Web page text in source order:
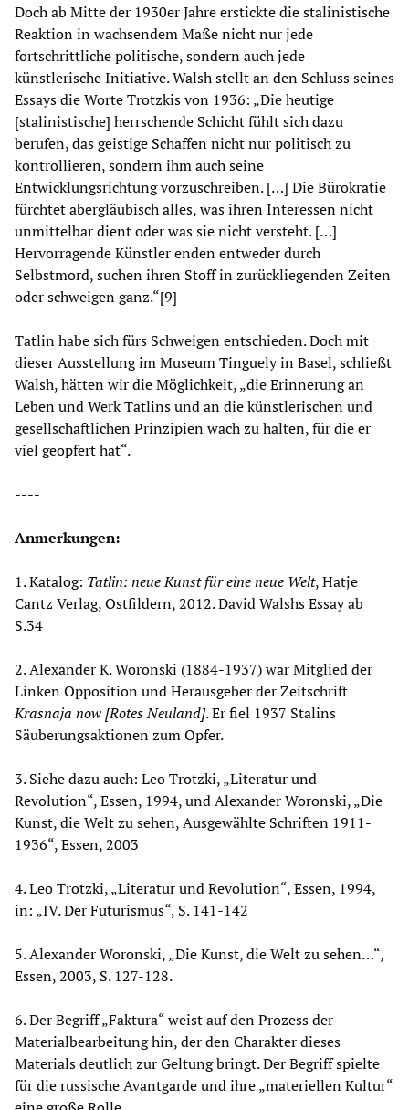
Doch ab Mitte der 1930er Jahre erstickte die stalinistische
Reaktion in wachsendem Maße nicht nur jede
fortschrittliche politische, sondern auch jede
künstlerische Initiative. Walsh stellt an den Schluss seines
Essays die Worte Trotzkis von 1936: „Die heutige
[stalinistische] herrschende Schicht fühlt sich dazu
berufen, das geistige Schaffen nicht nur politisch zu
kontrollieren, sondern ihm auch seine
Entwicklungsrichtung vorzuschreiben. […] Die Bürokratie
fürchtet abergläubisch alles, was ihren Interessen nicht
unmittelbar dient oder was sie nicht versteht. […]
Hervorragende Künstler enden entweder durch
Selbstmord, suchen ihren Stoff in zurückliegenden Zeiten
oder schweigen ganz.“[9]
Tatlin habe sich fürs Schweigen entschieden. Doch mit
dieser Ausstellung im Museum Tinguely in Basel, schließt
Walsh, hätten wir die Möglichkeit, „die Erinnerung an
Leben und Werk Tatlins und an die künstlerischen und
gesellschaftlichen Prinzipien wach zu halten, für die er
viel geopfert hat“.
----
Anmerkungen:
1. Katalog: Tatlin: neue Kunst für eine neue Welt, Hatje
Cantz Verlag, Ostfildern, 2012. David Walshs Essay ab
S.34
2. Alexander K. Woronski (1884-1937) war Mitglied der
Linken Opposition und Herausgeber der Zeitschrift
Krasnaja now [Rotes Neuland]. Er fiel 1937 Stalins
Säuberungsaktionen zum Opfer.
3. Siehe dazu auch: Leo Trotzki, „Literatur und
Revolution“, Essen, 1994, und Alexander Woronski, „Die
Kunst, die Welt zu sehen, Ausgewählte Schriften 1911-
1936“, Essen, 2003
4. Leo Trotzki, „Literatur und Revolution“, Essen, 1994,
in: „IV. Der Futurismus“, S. 141-142
5. Alexander Woronski, „Die Kunst, die Welt zu sehen…“,
Essen, 2003, S. 127-128.
6. Der Begriff „Faktura“ weist auf den Prozess der
Materialbearbeitung hin, der den Charakter dieses
Materials deutlich zur Geltung bringt. Der Begriff spielte
für die russische Avantgarde und ihre „materiellen Kultur“